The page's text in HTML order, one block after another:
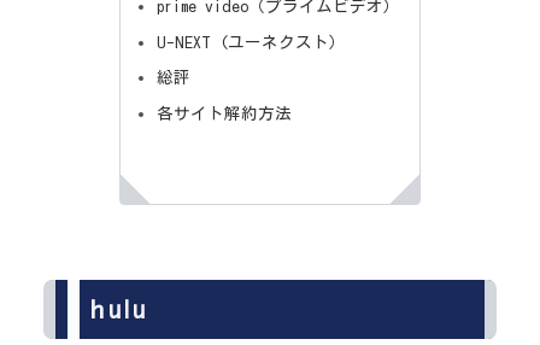
prime video（プライムビデオ）
U-NEXT (ユーネクスト）
総評
各サイト解約方法
ｈulu